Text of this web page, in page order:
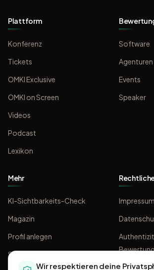
Plattform
Konferenz
Tickets
OMKI Exclusive
OMKI on Screen
Videos
Podcast
Lexikon
Software
Agenturen
Events
Speaker
Mehr
KI-Sichtbarkeits-Check
Magazin
Profil anlegen
Sponsoring
Impressum
AGB
Wir respektieren deine